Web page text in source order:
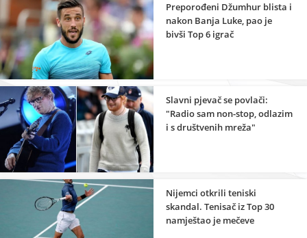
Preporođeni Džumhur blista i
nakon Banja Luke, pao je
bivši Top 6 igrač
Slavni pjevač se povlači:
"Radio sam non-stop, odlazim
i s društvenih mreža"
Nijemci otkrili teniski
skandal. Tenisač iz Top 30
namještao je mečeve